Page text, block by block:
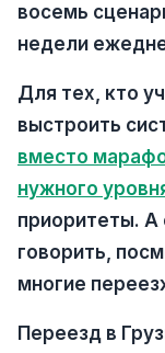
восемь
недели
Для тех, кто
выстроить
вместо
нужного
приоритеты. А
говорить,
многие
Переезд в